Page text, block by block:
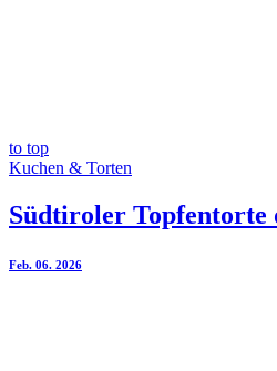
to top
Kuchen & Torten
Südtiroler Topfentorte
Feb. 06. 2026